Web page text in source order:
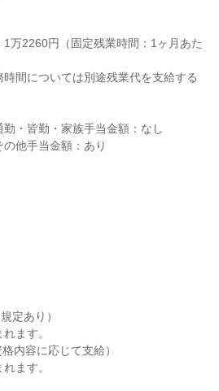
万2260円（固定残業時間：1ヶ月あた
間については別途残業代を支給する
・皆勤・家族手当金額：なし
他手当金額：あり
定あり）
ます。
内容に応じて支給）
ます。